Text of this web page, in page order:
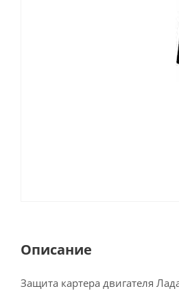
Описание
Защита картера двигателя